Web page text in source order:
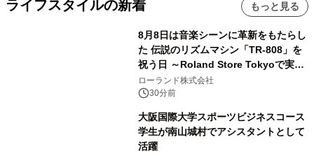
ライフスタイルの新着 もっと見る
8月8日は音楽シーンに革新をもたらし
た 伝説のリズムマシン「TR-808」を
祝う日 ～Roland Store Tokyoで実機
を展示しての 記念キャンペーンを開
催 英国ラジオ「NTS」の 特別プログ
アーティストを フィーチャーしたアニ
メーションを公開～
ローランド株式会社
30分前
大阪国際大学スポーツビジネスコース
学生が南山城村でアシスタントとして
活躍